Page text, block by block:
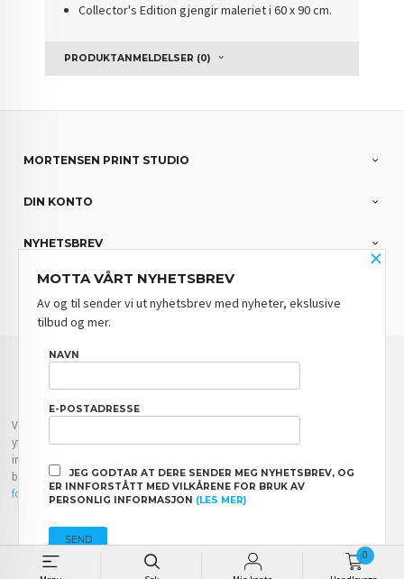
0
Collector's Edition gjengir maleriet i 60 x 90 cm.
PRODUKTANMELDELSER (0)
MORTENSEN PRINT STUDIO
DIN KONTO
NYHETSBREV
PARTNERE
FRAKT
NYHETSBREV BLOGG
Vår nettbutikk bruker cookies slik at du får en bedre kjøpsopplevelse og vi kan
yte deg bedre service. Vi bruker cookies hovedsaklig til å lagre
innloggingsdetaljer og huske hva du har puttet i handlekurven din. Fortsett å
bruke siden som normalt om du godtar dette.Les merellerendre innstillinger
for cookies.
×
MOTTA VÅRT NYHETSBREV
Av og til sender vi ut nyhetsbrev med nyheter, ekslusive
tilbud og mer.
NAVN
E-POSTADRESSE
JEG GODTAR AT DERE SENDER MEG NYHETSBREV, OG
ER INNFORSTÅTT MED VILKÅRENE FOR BRUK AV
PERSONLIG INFORMASJON (LES MER)